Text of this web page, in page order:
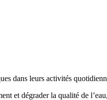
dans leurs activités
et dégrader la qualité de